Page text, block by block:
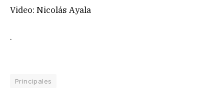
Video: Nicolás Ayala
.
Principales